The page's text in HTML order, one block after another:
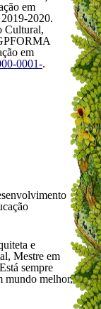
em
2020.
Cultural,
em
0001-.
e
Mestre em
sempre
mundo melhor,